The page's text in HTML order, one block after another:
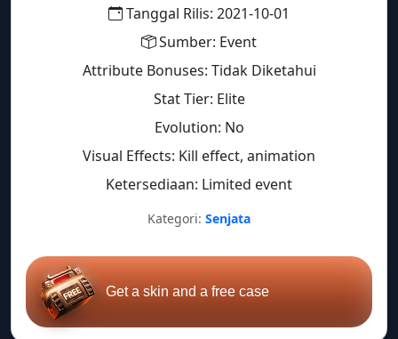
Tanggal Rilis: 2021-10-01
Sumber: Event
Attribute Bonuses: Tidak Diketahui
Stat Tier: Elite
Evolution: No
Visual Effects: Kill effect, animation
Ketersediaan: Limited event
Kategori: Senjata
Get a skin and a free case